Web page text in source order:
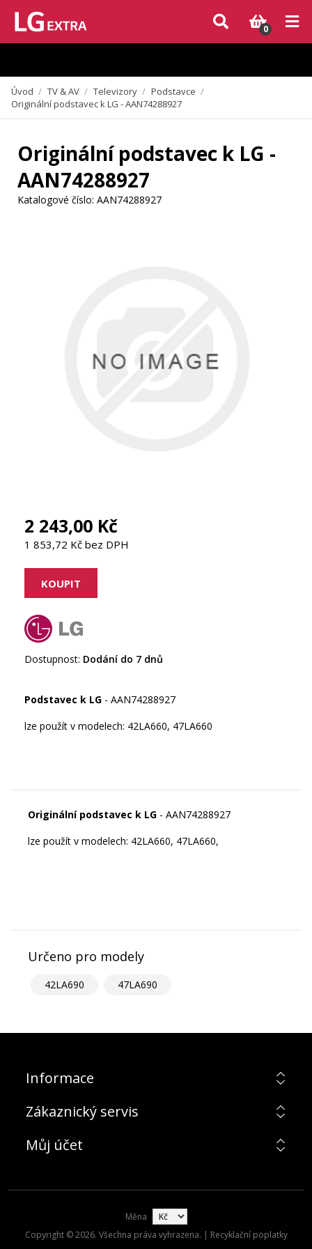
Vzhledem k aktuální situaci se může dodání dílů, které nejsou skladem,
zpozdit. Děkujeme za pochopení.
0
Úvod / TV & AV / Televizory / Podstavce /
Originální podstavec k LG - AAN74288927
Originální podstavec k LG -
AAN74288927
Katalogové číslo: AAN74288927
2 243,00 Kč
1 853,72 Kč bez DPH
Dostupnost: Dodání do 7 dnů
Podstavec k LG - AAN74288927
lze použít v modelech: 42LA660, 47LA660
Originální podstavec k LG - AAN74288927
lze použít v modelech: 42LA660, 47LA660,
Určeno pro modely
42LA690 47LA690
Informace
Zákaznický servis
Můj účet
Měna
Copyright © 2026. Všechna práva vyhrazena. | Recyklační poplatky